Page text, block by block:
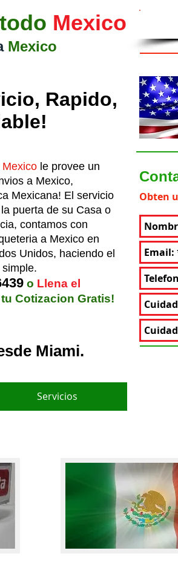
Mexico
Mexico
Rapido,
le provee un
a Mexico,
Mexicana! El servicio
puerta de su Casa o
contamos con
a Mexico en
Unidos, haciendo el
o Llena el
Cotizacion Gratis!
Miami.
Obten
Servicios